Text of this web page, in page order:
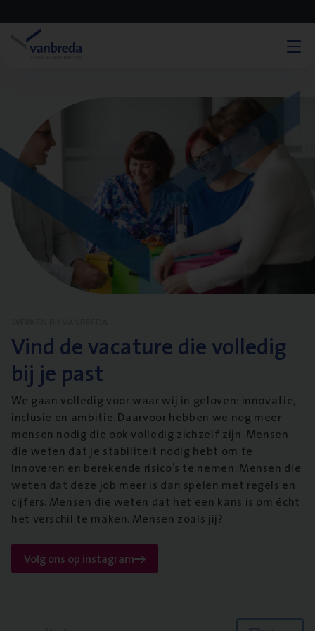
Vind de vacature die volledig
bij je past
We gaan volledig voor waar wij in geloven: innovatie,
inclusie en ambitie. Daarvoor hebben we nog meer
mensen nodig die ook volledig zichzelf zijn. Mensen
die weten dat je stabiliteit nodig hebt om te
innoveren en berekende risico’s te nemen. Mensen die
weten dat deze job meer is dan spelen met regels en
cijfers. Mensen die weten dat het een kans is om écht
het verschil te maken. Mensen zoals jij?
Volg ons op instagram